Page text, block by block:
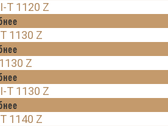
T 1120 Z
1130 Z
Z
T 1130 Z
1140 Z